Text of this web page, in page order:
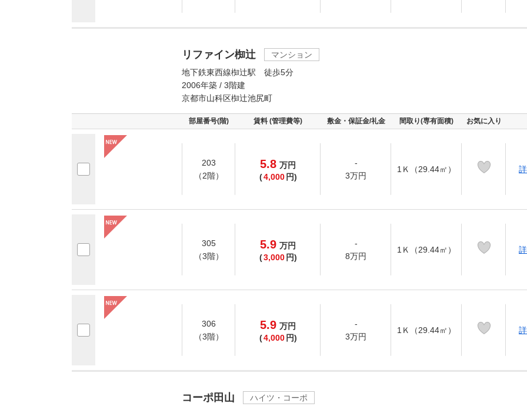
リファイン椥辻
マンション
地下鉄東西線椥辻駅 徒歩5分
2006年築 / 3階建
京都市山科区椥辻池尻町
部屋番号(階) 賃料 (管理費等) 敷金・保証金/礼金 間取り(専有面積) お気に入り
203
（2階）
5.8 万円
(4,000 円)
-
3万円
1Ｋ（29.44㎡）
305
（3階）
5.9 万円
(3,000 円)
-
8万円
1Ｋ（29.44㎡）
306
（3階）
5.9 万円
(4,000 円)
-
3万円
1Ｋ（29.44㎡）
コーポ田山
ハイツ・コーポ